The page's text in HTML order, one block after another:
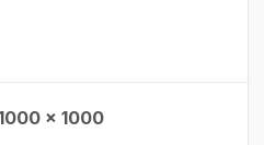
x 1000